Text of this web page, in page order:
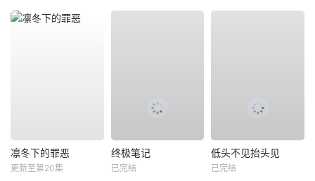
凛冬下的罪恶
更新至第20集
终极笔记
已完结
低头不见抬头见
已完结